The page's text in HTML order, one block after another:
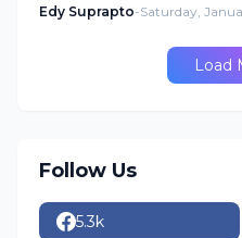
Edy Suprapto-Saturday,
Load
Follow Us
5.3k